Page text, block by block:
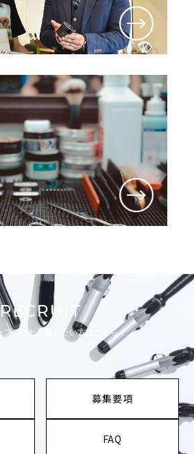
RECRUIT
プのことを知りたい方はこちら！
募集要項
FAQ